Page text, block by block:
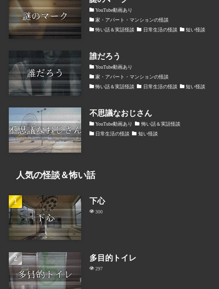
YouTube動画あり
家・アパート・マンションの怪談
怖い話＆実話怪談
日常生活の怪談 短い怪談
誰だろう
YouTube動画あり
家・アパート・マンションの怪談
怖い話＆実話怪談
日常生活の怪談 短い怪談
不思議なおじさん
YouTube動画あり
怖い話＆実話怪談
日常生活の怪談
短い怪談
人気の怪談＆怖い話
下心
300
多目的トイレ
297